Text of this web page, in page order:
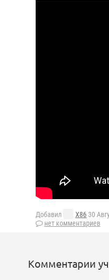
Добавил X86 30
нет комментариев
Комментарии